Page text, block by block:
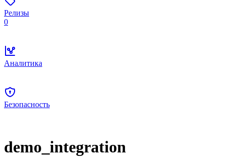
Релизы
0
Аналитика
Безопасность
demo_integration